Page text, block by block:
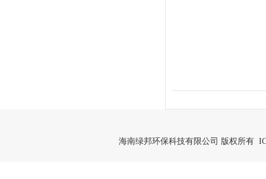
海南绿邦环保科技有限公司 版权所有